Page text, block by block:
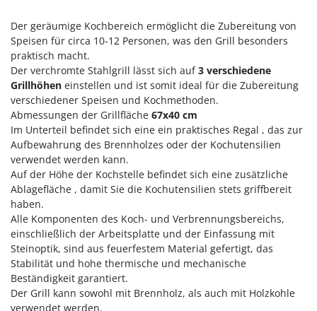
Schneeräumer
Schrotmühlen - elektrisch
Schwader für Traktoren
Schweißgeräte
Seilwinden - Motorseilwinden
Sichelmähwerke für Traktoren
Sichelmulcher für Traktoren
Sortierer für Oliven
Sprühgeräte für Pflanzenbehandlung
Stäubegeräte für Traktor
Staubsauger - Elektrobesen
T
Teppichreiniger und Teppichbodenreiniger
Thermische und mechanische Unkrautbrenner
Helvi
Henx
HiKOKI
Honda
I
Idromatic
Il-Tec
Imperia
Infaco
Intec
Intex
Iseki
Italyco
Der geräumige Kochbereich ermöglicht die Zubereitung von
Speisen für circa 10-12 Personen, was den Grill besonders
praktisch macht.
Der verchromte Stahlgrill lässt sich auf3 verschiedene
Grillhöhen einstellen und ist somit ideal für die Zubereitung
verschiedener Speisen und Kochmethoden.
Abmessungen der Grillfläche 67x40 cm
Im Unterteil befindet sich eine ein praktisches Regal , das zur
Aufbewahrung des Brennholzes oder der Kochutensilien
verwendet werden kann.
Auf der Höhe der Kochstelle befindet sich eine zusätzliche
Ablagefläche , damit Sie die Kochutensilien stets griffbereit
haben.
Alle Komponenten des Koch- und Verbrennungsbereichs,
einschließlich der Arbeitsplatte und der Einfassung mit
Steinoptik, sind aus feuerfestem Material gefertigt, das
Stabilität und hohe thermische und mechanische
Beständigkeit garantiert.
Der Grill kann sowohl mit Brennholz, als auch mit Holzkohle
verwendet werden.